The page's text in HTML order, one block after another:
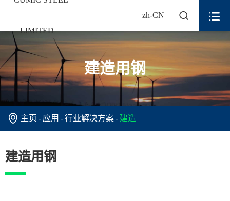
zh-CN  
建造用钢
 主页 应用 行业解决方案 建造
建造用钢